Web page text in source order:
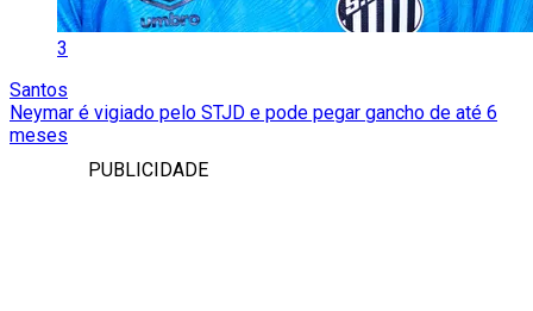
3
Santos
Neymar é vigiado pelo STJD e pode pegar gancho de até 6
meses
PUBLICIDADE